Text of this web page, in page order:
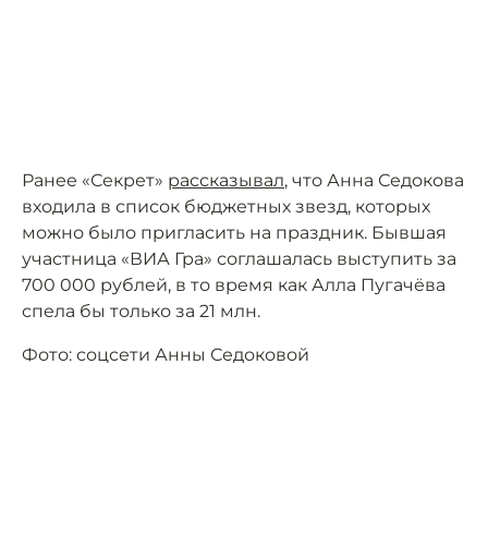
Ранее «Секрет» рассказывал, что Анна Седокова
входила в список бюджетных звезд, которых
можно было пригласить на праздник. Бывшая
участница «ВИА Гра» соглашалась выступить за
700 000 рублей, в то время как Алла Пугачёва
спела бы только за 21 млн.
Фото: соцсети Анны Седоковой